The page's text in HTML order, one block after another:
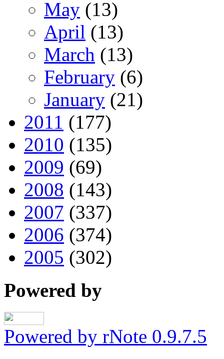
May (13)
April (13)
March (13)
February (6)
January (21)
2011 (177)
2010 (135)
2009 (69)
2008 (143)
2007 (337)
2006 (374)
2005 (302)
Powered by
Powered by rNote 0.9.7.5